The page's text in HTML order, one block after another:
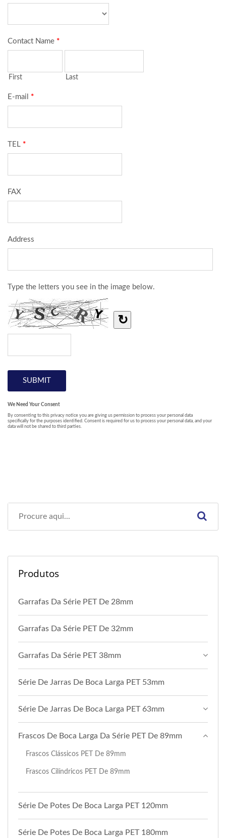
Produtos
Garrafas Da Série PET De 28mm
Garrafas Da Série PET De 32mm
Garrafas Da Série PET 38mm
Série De Jarras De Boca Larga PET 53mm
Série De Jarras De Boca Larga PET 63mm
Frascos De Boca Larga Da Série PET De 89mm
Frascos Clássicos PET De 89mm
Frascos Cilíndricos PET De 89mm
Série De Potes De Boca Larga PET 120mm
Série De Potes De Boca Larga PET 180mm